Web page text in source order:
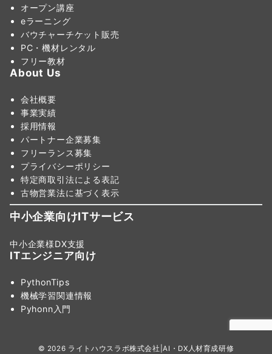
オープン講座
eラーニング
バウチャーチケット販売
PC・機材レンタル
フリー教材
About Us
会社概要
事業実績
採用情報
パートナー企業募集
フリーランス募集
プライバシーポリシー
特定商取引法による表記
古物営業法に基づく表示
中小企業向けITサービス
中小企業様DX支援
ITエンジニア向け
PythonTips
機械学習関連情報
Pyhonn入門
© 2026 ライトハウスラボ株式会社|AI・DX人材育成研修